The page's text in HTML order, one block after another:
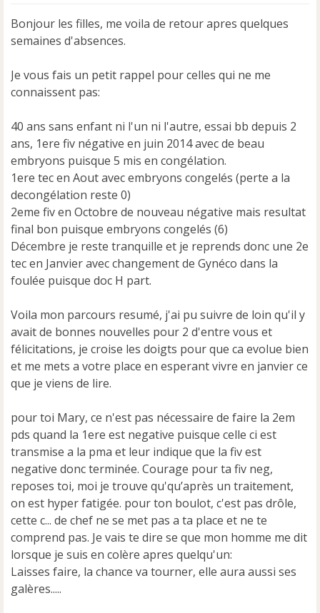
a
g
n
o
n
u
Bonjour les filles, me voila de retour apres quelques
semaines d'absences.
Je vous fais un petit rappel pour celles qui ne me
connaissent pas:
40 ans sans enfant ni l'un ni l'autre, essai bb depuis 2
ans, 1ere fiv négative en juin 2014 avec de beau
embryons puisque 5 mis en congélation.
1ere tec en Aout avec embryons congelés (perte a la
decongélation reste 0)
2eme fiv en Octobre de nouveau négative mais resultat
final bon puisque embryons congelés (6)
Décembre je reste tranquille et je reprends donc une 2e
tec en Janvier avec changement de Gynéco dans la
foulée puisque doc H part.
Voila mon parcours resumé, j'ai pu suivre de loin qu'il y
avait de bonnes nouvelles pour 2 d'entre vous et
félicitations, je croise les doigts pour que ca evolue bien
et me mets a votre place en esperant vivre en janvier ce
que je viens de lire.
pour toi Mary, ce n'est pas nécessaire de faire la 2em
pds quand la 1ere est negative puisque celle ci est
transmise a la pma et leur indique que la fiv est
negative donc terminée. Courage pour ta fiv neg,
reposes toi, moi je trouve qu'qu’après un traitement,
on est hyper fatigée. pour ton boulot, c'est pas drôle,
cette c... de chef ne se met pas a ta place et ne te
comprend pas. Je vais te dire se que mon homme me dit
lorsque je suis en colère apres quelqu'un:
Laisses faire, la chance va tourner, elle aura aussi ses
galères.....